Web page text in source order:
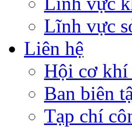
Lĩnh vực
Liên hệ
Hội cơ khí
Ban biên
Tạp chí